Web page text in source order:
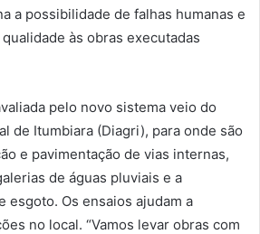
a possibilidade de falhas humanas e
qualidade às obras executadas
pelo novo sistema veio do
de Itumbiara (Diagri), para onde são
e pavimentação de vias internas,
de águas pluviais e a
esgoto. Os ensaios ajudam a
no local. “Vamos levar obras com